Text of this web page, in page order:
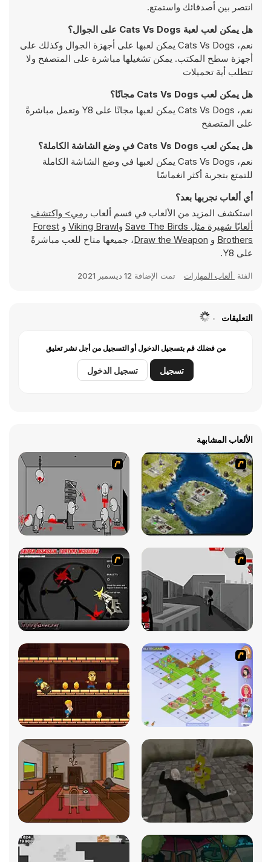
انتصر بين أصدقائك واستمتع.
هل يمكن لعب لعبة Cats Vs Dogs على الجوال؟
نعم، Cats Vs Dogs يمكن لعبها على أجهزة الجوال وكذلك على
أجهزة سطح المكتب. يمكن تشغيلها مباشرة على المتصفح ولا
تتطلب أية تحميلات
هل يمكن لعب Cats Vs Dogs مجانًا؟
نعم، Cats Vs Dogs يمكن لعبها مجانًا على Y8 وتعمل مباشرةً
على المتصفح
هل يمكن لعب Cats Vs Dogs في وضع الشاشة الكاملة؟
نعم، Cats Vs Dogs يمكن لعبها في وضع الشاشة الكاملة
للتمتع بتجربة أكثر انغماسًا
أي ألعاب نجربها بعد؟
استكشف المزيد من الألعاب في قسم ألعاب
رمي> واكتشف
ألعابًا شهيرة مثل Save The Birds وViking Brawl و Forest
Brothers و Draw the Weapon، جميعها متاح للعب مباشرةً
على Y8.
الفئة ألعاب المهارات تمت الإضافة 12 ديسمبر 2021
التعليقات
من فضلك قم بتسجيل الدخول أو التسجيل من أجل نشر تعليق
تسجيل تسجيل الدخول
الألعاب المشابهة